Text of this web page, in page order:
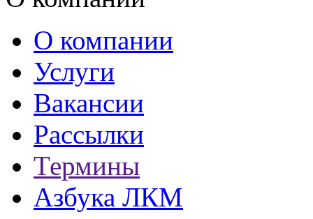
О компании
Услуги
Вакансии
Рассылки
Термины
Азбука ЛКМ